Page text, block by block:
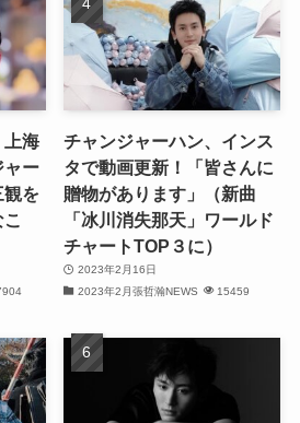
(31)
(29)
(30)
(32)
(32)
(29)
上海
ャー
を
チャンジャーハン、インス
タで動画更新！「皆さんに
贈物があります」（新曲
「冰川消失那天」ワールド
チャートTOP３に）
2023年2月16日
2023年2月張哲瀚NEWS
15459